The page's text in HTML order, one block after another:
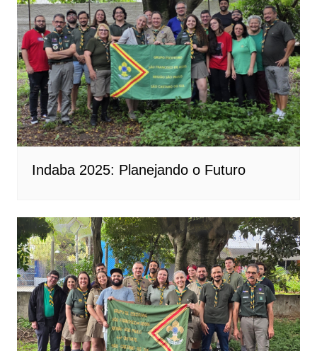
Indaba 2025: Planejando o Futuro